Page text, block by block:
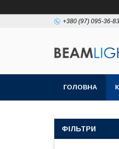
+380 (97) 095-36-83
ГОЛОВНА
ФІЛЬТРИ